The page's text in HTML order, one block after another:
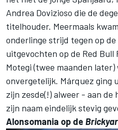
Andrea Dovizioso die de
titelhouder. Meermaals
onderlinge strijd tegen op
uitgevochten op de Red Bull
Motegi (twee maanden
onvergetelijk. Márquez ging
zijn zesde(!) alweer - aan de
zijn naam eindelijk stevig
Alonsomania op de